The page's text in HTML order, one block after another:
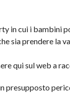
in cui i bambini
sia prendere la
qui sul web a
presupposto